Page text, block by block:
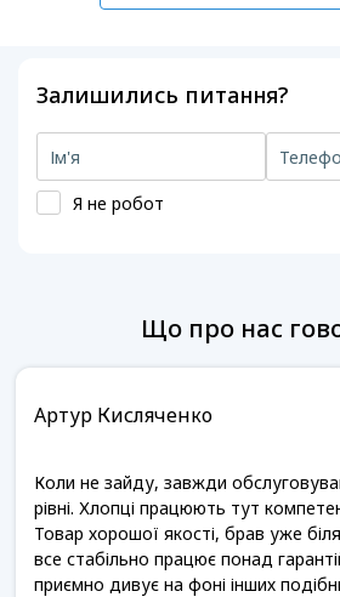
Залишились питання?
Я не робот
Що про нас
Артур Кисляченко
Коли не зайду, завжди
рівні. Хлопці працюють тут
Товар хорошої якості, брав уже
все стабільно працює понад
приємно дивує на фоні інших